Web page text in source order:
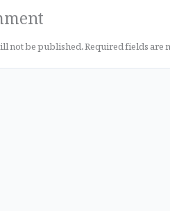
not be published.Required fields are